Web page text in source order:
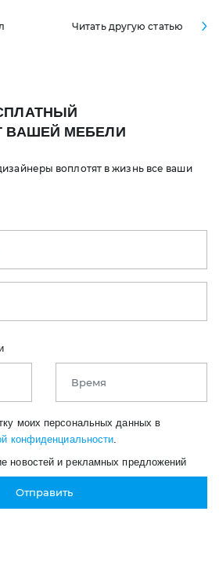
Читать другую статью
ВАШЕЙ МЕБЕЛИ
воплотят в жизнь все ваши
моих персональных данных в
конфиденциальности.
новостей и рекламных предложений